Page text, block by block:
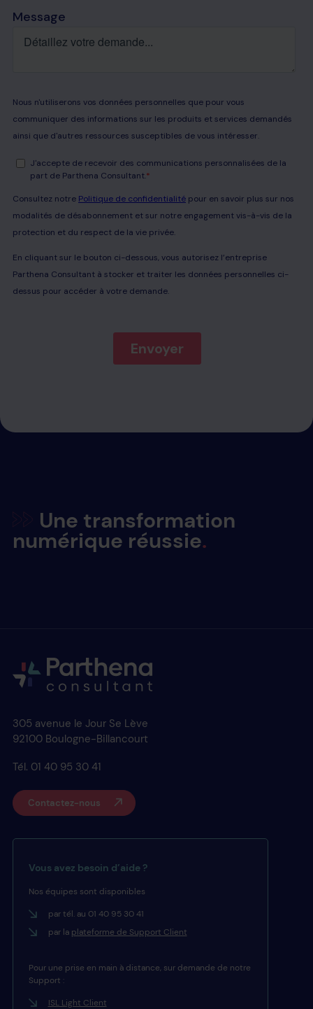
Une transformation
numérique réussie
305 avenue le Jour Se Lève
92100 Boulogne-Billancourt
Tél. 01 40 95 30 41
Contactez-nous
Vous avez besoin d’aide ?
Nos équipes sont disponibles
par tél. au 01 40 95 30 41
par la plateforme de Support Client
Pour une prise en main à distance, sur demande de notre
Support :
ISL Light Client